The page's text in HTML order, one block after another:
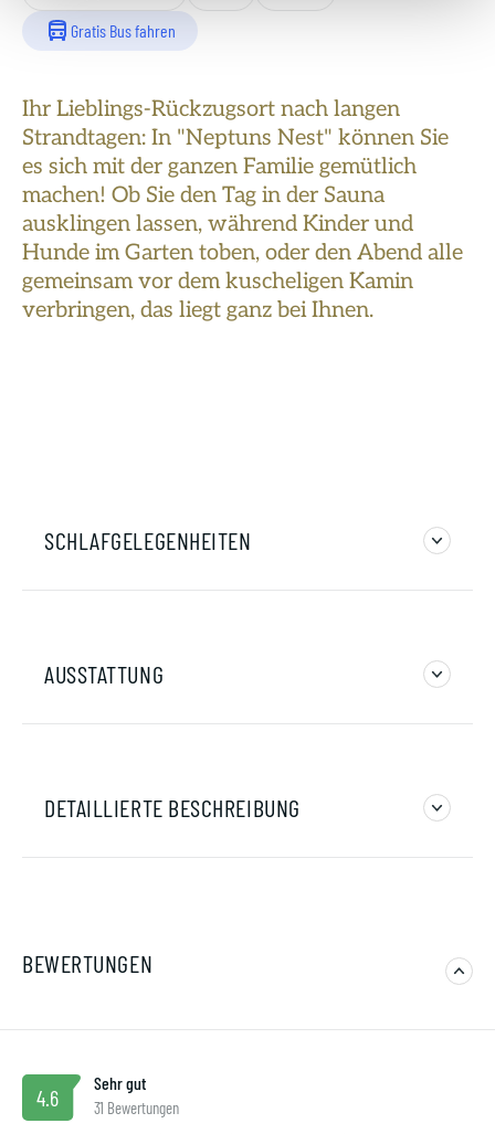
Gratis Bus fahren
Ihr Lieblings-Rückzugsort nach langen
Strandtagen: In "Neptuns Nest" können Sie
es sich mit der ganzen Familie gemütlich
machen! Ob Sie den Tag in der Sauna
ausklingen lassen, während Kinder und
Hunde im Garten toben, oder den Abend alle
gemeinsam vor dem kuscheligen Kamin
verbringen, das liegt ganz bei Ihnen.
SCHLAFGELEGENHEITEN
AUSSTATTUNG
DETAILLIERTE BESCHREIBUNG
BEWERTUNGEN
4.6
Sehr gut
31 Bewertungen